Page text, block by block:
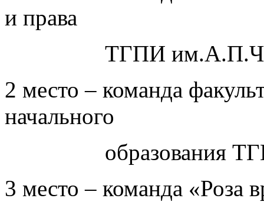
и права
ТГПИ
2 место – команда
начального
образования
3 место – команда «Роза